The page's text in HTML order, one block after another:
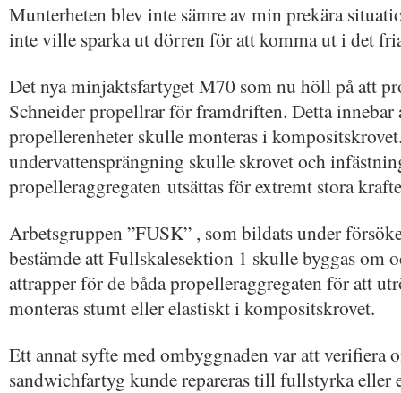
Munterheten blev inte sämre av min prekära
inte ville sparka ut dörren för att komma ut i det
Det nya minjaktsfartyget M70 som nu höll på att
Schneider propellrar för framdriften. Detta innebar
propellerenheter skulle monteras i
undervattensprängning skulle skrovet och
propelleraggregaten utsättas för extremt stora
Arbetsgruppen ”FUSK” , som bildats under
bestämde att Fullskalesektion 1 skulle byggas om
attrapper för de båda propelleraggregaten för att
monteras stumt eller elastiskt i kompositskrovet.
Ett annat syfte med ombyggnaden var att verifiera
sandwichfartyg kunde repareras till fullstyrka eller